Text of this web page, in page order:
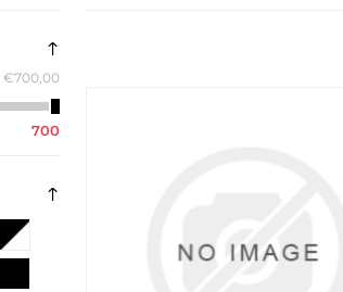
€700,00
700